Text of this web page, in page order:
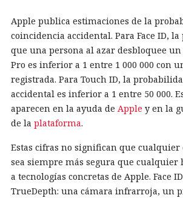
Apple publica estimaciones de la
coincidencia accidental. Para Face ID,
que una persona al azar desbloquee
Pro es inferior a 1 entre 1 000 000 con
registrada. Para Touch ID, la
accidental es inferior a 1 entre 50 000.
aparecen en la ayuda de Apple y en la
de la plataforma.
Estas cifras no significan que
sea siempre más segura que cualquier
a tecnologías concretas de Apple. Face
TrueDepth: una cámara infrarroja, un